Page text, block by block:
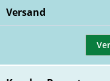
Versand